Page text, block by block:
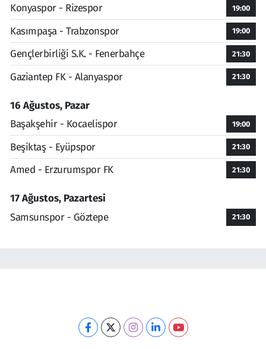
Konyaspor - Rizespor
19:00
Kasımpaşa - Trabzonspor 19:00
Gençlerbirliği S.K. - Fenerbahçe 21:30
Gaziantep FK - Alanyaspor 21:30
16 Ağustos, Pazar
Başakşehir - Kocaelispor
19:00
Beşiktaş - Eyüpspor 21:30
Amed - Erzurumspor FK 21:30
17 Ağustos, Pazartesi
Samsunspor - Göztepe
21:30